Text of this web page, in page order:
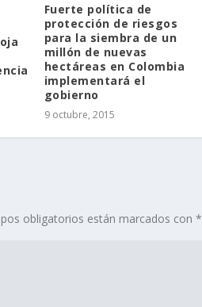
Fuerte política de
protección de riesgos
para la siembra de un
millón de nuevas
hectáreas en Colombia
implementará el
gobierno
9 octubre, 2015
obligatorios están marcados con*